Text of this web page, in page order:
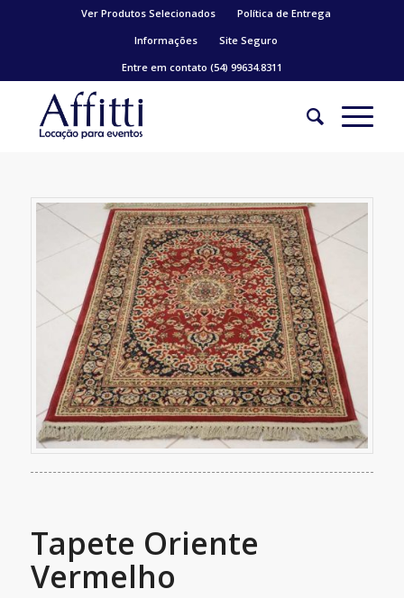
Ver Produtos Selecionados
Política de Entrega
Informações
Site Seguro
Entre em contato (54) 99634.8311
Tapete Oriente
Vermelho